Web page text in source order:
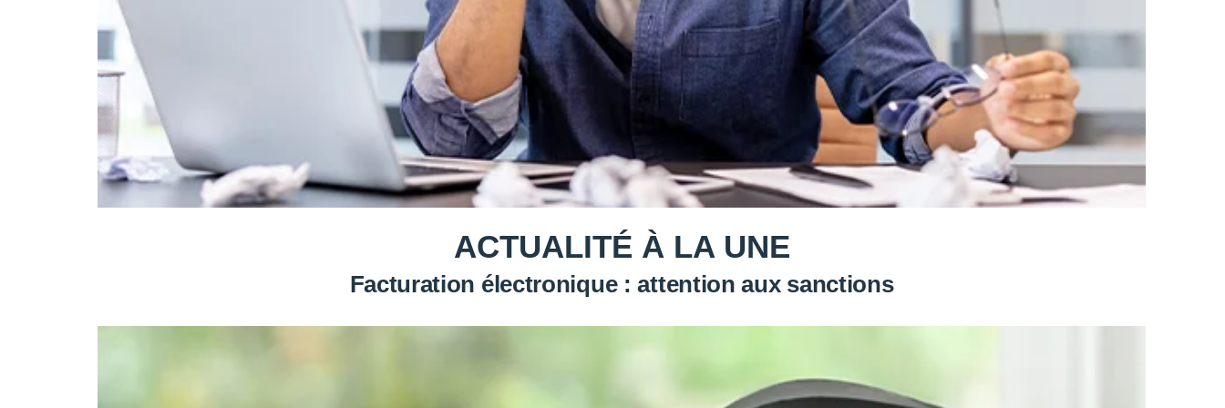
ACTUALITÉ À LA UNE
Facturation électronique : attention aux sanctions